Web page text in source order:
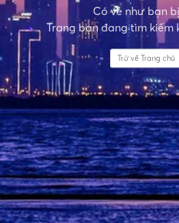
Có vẻ như bạn
Trang bạn đang tìm kiếm
Trở về Trang chủ